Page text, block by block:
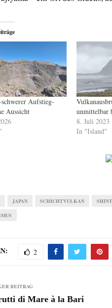
Aufstieg-
Aussicht
unmittelbar
8. Juli 2023
In "Island"
JAPAN SCHICHTVULKAN
2
BEITRAG
di Mare à la Bari